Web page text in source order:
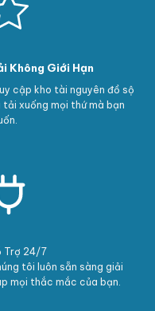
Không Giới Hạn
cập kho tài nguyên đồ sộ
tải xuống mọi thứ mà bạn
Trợ 24/7
tôi luôn sẵn sàng giải
mọi thắc mắc của bạn.